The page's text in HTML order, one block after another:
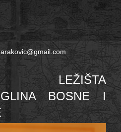
LEŽIŠTA
GLINA BOSNE I